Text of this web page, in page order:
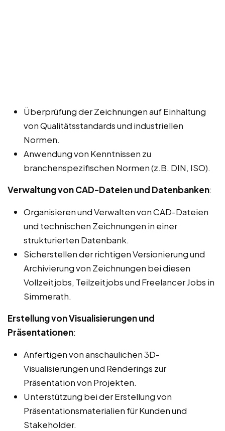
Überprüfung der Zeichnungen auf Einhaltung
von Qualitätsstandards und industriellen
Normen.
Anwendung von Kenntnissen zu
branchenspezifischen Normen (z.B. DIN, ISO).
Verwaltung von CAD-Dateien und Datenbanken:
Organisieren und Verwalten von CAD-Dateien
und technischen Zeichnungen in einer
strukturierten Datenbank.
Sicherstellen der richtigen Versionierung und
Archivierung von Zeichnungen bei diesen
Vollzeitjobs, Teilzeitjobs und Freelancer Jobs in
Simmerath.
Erstellung von Visualisierungen und
Präsentationen:
Anfertigen von anschaulichen 3D-
Visualisierungen und Renderings zur
Präsentation von Projekten.
Unterstützung bei der Erstellung von
Präsentationsmaterialien für Kunden und
Stakeholder.